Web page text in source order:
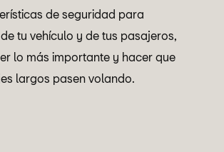
de seguridad para
tu vehículo y de tus pasajeros,
lo más importante y hacer que
largos pasen volando.